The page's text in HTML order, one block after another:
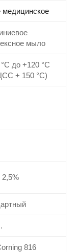
медицинское
мыло
до +120 °C
+ 150 °C)
2,5%
816